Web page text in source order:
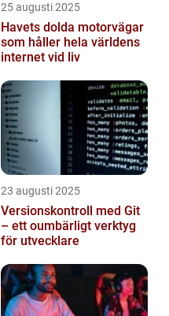
25 augusti 2025
Havets dolda motorvägar
som håller hela världens
internet vid liv
23 augusti 2025
Versionskontroll med Git
– ett oumbärligt verktyg
för utvecklare